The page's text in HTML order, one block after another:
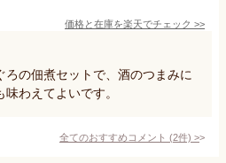
価格と在庫を楽天でチェック >>
ろの佃煮セットで、酒のつまみに
わえてよいです。
全てのおすすめコメント (2件) >